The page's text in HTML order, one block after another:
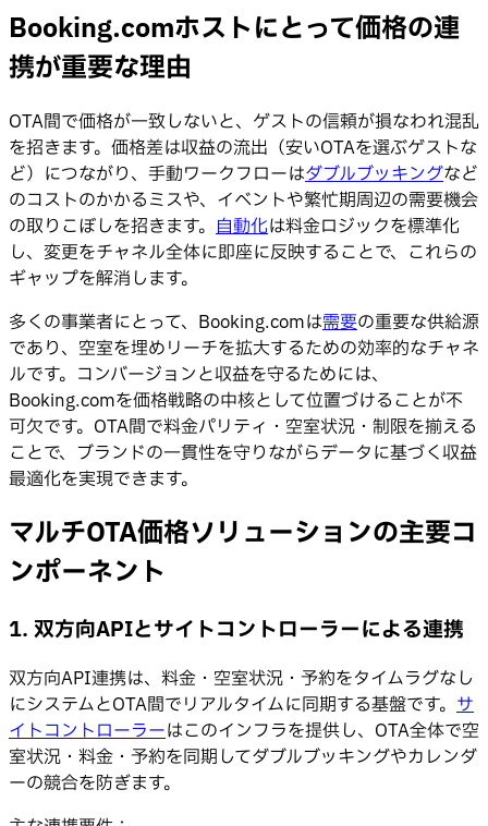
Booking.comホストにとって価格の連
携が重要な理由
OTA間で価格が一致しないと、ゲストの信頼が損なわれ混乱
を招きます。価格差は収益の流出（安いOTAを選ぶゲストな
ど）につながり、手動ワークフローはダブルブッキングなど
のコストのかかるミスや、イベントや繁忙期周辺の需要機会
の取りこぼしを招きます。 自動化は料金ロジックを標準化
し、変更をチャネル全体に即座に反映することで、これらの
ギャップを解消します。
多くの事業者にとって、Booking.comは需要の重要な供給源
であり、空室を埋めリーチを拡大するための効率的なチャネ
ルです。コンバージョンと収益を守るためには、
Booking.comを価格戦略の中核として位置づけることが不
可欠です。OTA間で料金パリティ・空室状況・制限を揃える
ことで、ブランドの一貫性を守りながらデータに基づく収益
最適化を実現できます。
マルチOTA価格ソリューションの主要コ
ンポーネント
1. 双方向APIとサイトコントローラーによる連携
双方向API連携は、料金・空室状況・予約をタイムラグなし
にシステムとOTA間でリアルタイムに同期する基盤です。 サ
イトコントローラーはこのインフラを提供し、OTA全体で空
室状況・料金・予約を同期してダブルブッキングやカレンダ
ーの競合を防ぎます。